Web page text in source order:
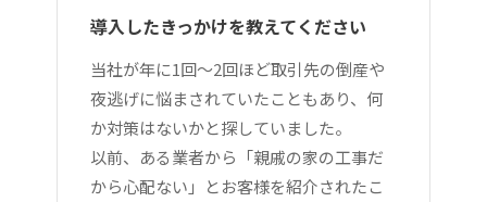
導入したきっかけを教えてください
当社が年に1回～2回ほど取引先の倒産や
夜逃げに悩まされていたこともあり、何
か対策はないかと探していました。
以前、ある業者から「親戚の家の工事だ
から心配ない」とお客様を紹介されたこ